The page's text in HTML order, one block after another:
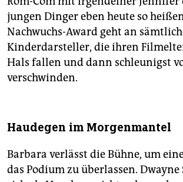
jungen Dinger eben heute so
Nachwuchs-Award geht an
Kinderdarsteller, die ihren
Hals fallen und dann schleunigst
verschwinden.
Haudegen im Morgenmantel
Barbara verlässt die Bühne, um
das Podium zu überlassen. Dwayne